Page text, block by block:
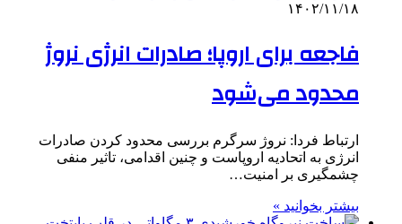
۱۴۰۲/۱۱/۱۸
فاجعه برای اروپا؛ صادرات انرژی نروژ
محدود می‌شود
ارتباط فردا: نروژ سرگرم بررسی محدود کردن صادرات
انرژی به اتحادیه اروپاست و چنین اقدامی، تاثیر منفی
چشمگیری بر امنیت…
بیشتر بخوانید »